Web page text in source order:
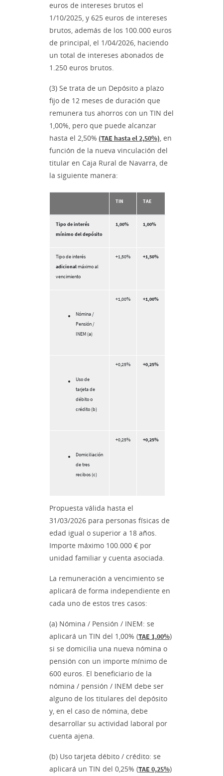
euros de intereses brutos el
1/10/2025, y 625 euros de intereses
brutos, además de los 100.000 euros
de principal, el 1/04/2026, haciendo
un total de intereses abonados de
1.250 euros brutos.
(3) Se trata de un Depósito a plazo
fijo de 12 meses de duración que
remunera tus ahorros con un TIN del
1,00%, pero que puede alcanzar
hasta el 2,50% (TAE hasta el 2,50%), en
función de la nueva vinculación del
titular en Caja Rural de Navarra, de
la siguiente manera:
TIN TAE
Tipo de interés
mínimo del depósito
1,00% 1,00%
Tipo de interés
adicionalmáximo al
vencimiento
+1,50% +1,50%
Nómina /
Pensión /
INEM (a)
+1,00% +1,00%
Uso de
tarjeta de
débito o
crédito (b)
+0,25% +0,25%
Domiciliación
de tres
recibos (c)
+0,25% +0,25%
Propuesta válida hasta el
31/03/2026 para personas físicas de
edad igual o superior a 18 años.
Importe máximo 100.000 € por
unidad familiar y cuenta asociada.
La remuneración a vencimiento se
aplicará de forma independiente en
cada uno de estos tres casos:
(a) Nómina / Pensión / INEM: se
aplicará un TIN del 1,00% (TAE 1,00%)
si se domicilia una nueva nómina o
pensión con un importe mínimo de
600 euros. El beneficiario de la
nómina / pensión / INEM debe ser
alguno de los titulares del depósito
y, en el caso de nómina, debe
desarrollar su actividad laboral por
cuenta ajena.
(b) Uso tarjeta débito / crédito: se
aplicará un TIN del 0,25% (TAE 0,25%)